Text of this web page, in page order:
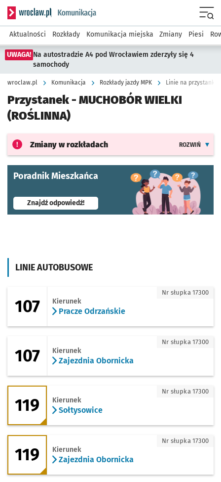
Serwis informacyjny wroclaw.pl podserwis: Komunikacja
Aktualności Rozkłady Komunikacja miejska Zmiany Piesi
UWAGA! Na autostradzie A4 pod Wrocławiem zderzyły się 4
samochody
wroclaw.pl Komunikacja Rozkłady jazdy MPK Linie na przystanku
Przystanek - MUCHOBÓR WIELKI
(ROŚLINNA)
Zmiany w rozkładach ROZWIŃ
Poradnik Mieszkańca
Znajdź odpowiedź!- otworzy się w nowej karcie
LINIE AUTOBUSOWE
107 - kierunek Pracze Odrzańskie
107 Kierunek
Pracze Odrzańskie
Nr słupka 17300
107 - kierunek Zajezdnia Obornicka
107 Kierunek
Zajezdnia Obornicka
Nr słupka 17300
119 - kierunek Sołtysowice
119 Kierunek
Sołtysowice
Nr słupka 17300
119 - kierunek Zajezdnia Obornicka
119 Kierunek
Zajezdnia Obornicka
Nr słupka 17300